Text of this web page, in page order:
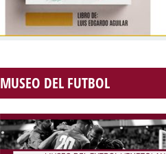
MUSEO DEL FUTBOL